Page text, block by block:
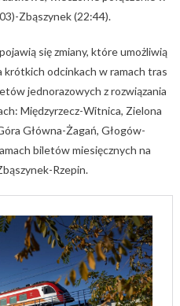
Zbąszynek (22:44).
się zmiany, które umożliwią
odcinkach w ramach tras
jednorazowych z rozwiązania
Międzyrzecz-Witnica, Zielona
Główna-Żagań, Głogów-
biletów miesięcznych na
Rzepin.